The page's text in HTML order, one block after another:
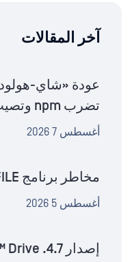
آخر المقالات
تضرب npm وتصيب مئات الحزم
أغسطس 7 2026
مخاطر برنامج IntelligentFILE
أغسطس 5 2026